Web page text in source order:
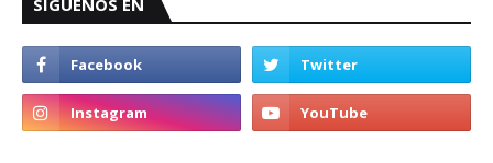
SIGUENOS EN